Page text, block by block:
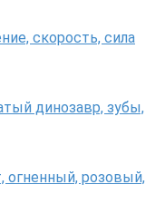
скорость, сила
динозавр, зубы,
огненный, розовый,